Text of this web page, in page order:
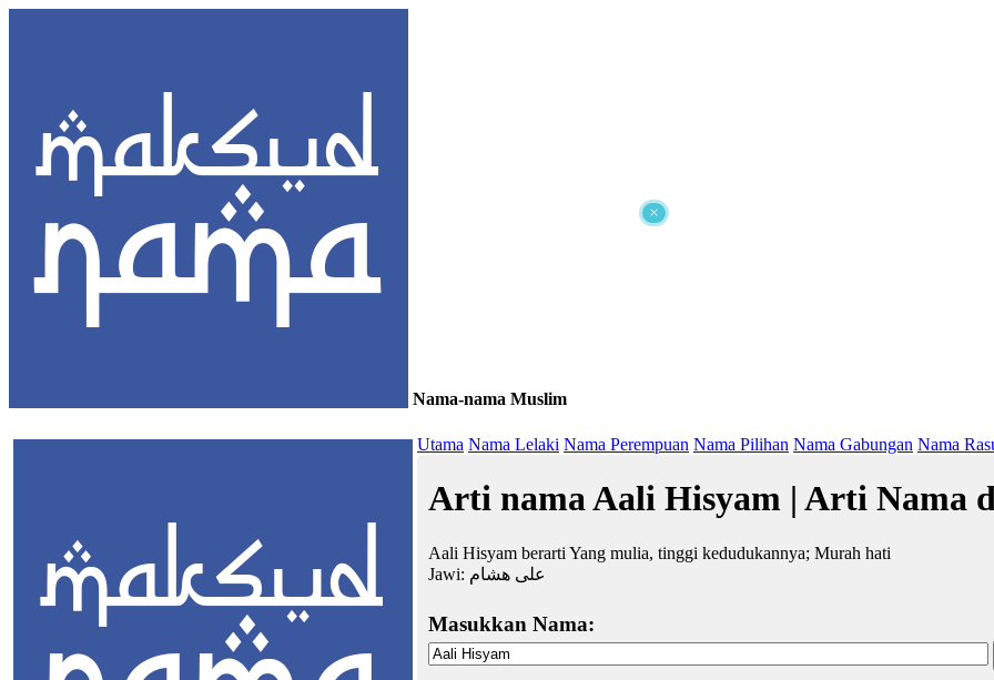
×
Nama-nama Muslim
Utama Nama Lelaki Nama Perempuan Nama Pilihan Nama Gabungan Nama
Arti nama Aali Hisyam | Arti Nama
Aali Hisyam berarti Yang mulia, tinggi kedudukannya; Murah hati
Jawi: على هشام
Masukkan Nama: